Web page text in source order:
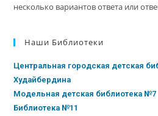
несколько вариантов ответа или
Наши Библиотеки
Центральная городская детская
Худайбердина
Модельная детская библиотека №7
Библиотека №11